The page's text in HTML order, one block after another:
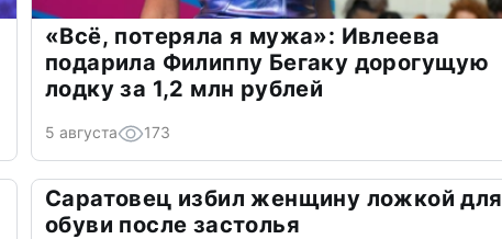
«Всё, потеряла я мужа»: Ивлеева
подарила Филиппу Бегаку дорогущую
лодку за 1,2 млн рублей
5 августа 173
Саратовец избил женщину ложкой для
обуви после застолья